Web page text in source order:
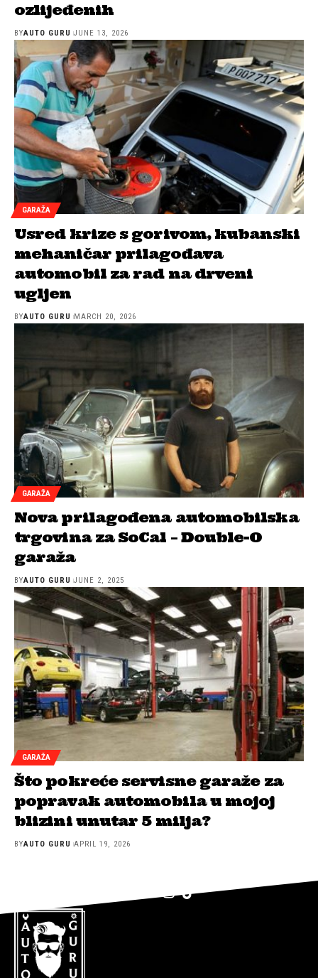
ozlijeđenih
BYAUTO GURU JUNE 13, 2026
GARAŽA
Usred krize s gorivom, kubanski
mehaničar prilagođava
automobil za rad na drveni
ugljen
BYAUTO GURU MARCH 20, 2026
GARAŽA
Nova prilagođena automobilska
trgovina za SoCal – Double-O
garaža
BYAUTO GURU JUNE 2, 2025
GARAŽA
Što pokreće servisne garaže za
popravak automobila u mojoj
blizini unutar 5 milja?
BYAUTO GURU APRIL 19, 2026